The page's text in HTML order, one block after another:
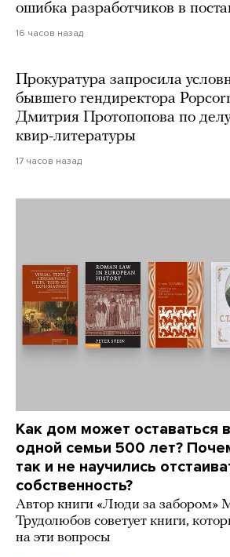
ошибка разработчиков в
16 часов назад
Прокуратура запросила
бывшего гендиректора
Дмитрия Протопопова по
квир-литературы
17 часов назад
Как дом может оставаться
одной семьи 500 лет?
так и не научились
собственность?
Автор книги «Люди за забором»
Трудолюбов советует книги,
на эти вопросы